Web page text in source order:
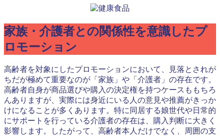
家族・介護者との関係性を意識したプ
ロモーション
高齢者を対象にしたプロモーションにおいて、見落とされが
ちだが極めて重要なのが「家族」や「介護者」の存在です。
高齢者自身が商品選びや購入の決定権を持つケースももちろ
んありますが、実際には身近にいる人の意見や推薦がきっか
けになることが多くあります。特に同居する娘世代や日常的
にサポートを行っている介護者の存在は、購入判断に大きく
影響します。したがって、高齢者本人だけでなく、周囲の支